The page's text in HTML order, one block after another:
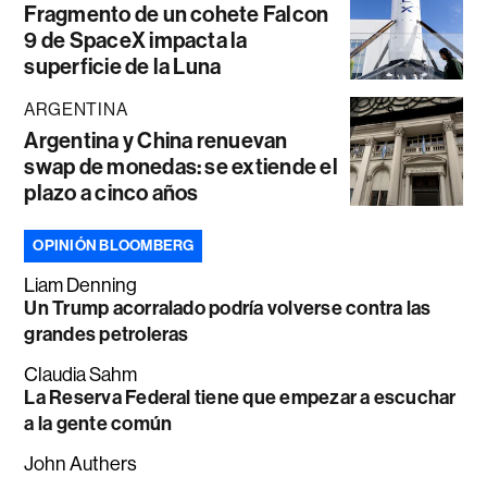
Fragmento de un cohete Falcon
9 de SpaceX impacta la
superficie de la Luna
ARGENTINA
Argentina y China renuevan
swap de monedas: se extiende el
plazo a cinco años
OPINIÓN BLOOMBERG
Liam Denning
Un Trump acorralado podría volverse contra las
grandes petroleras
Claudia Sahm
La Reserva Federal tiene que empezar a escuchar
a la gente común
John Authers